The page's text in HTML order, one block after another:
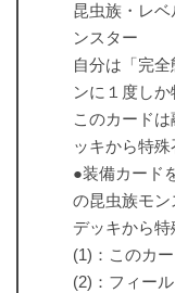
昆虫族・レ
ンスター
自分は「完
ンに１度しか
このカード
ッキから特殊
●装備カード
の昆虫族モン
デッキから特
(1)：このカ
(2)：フィー